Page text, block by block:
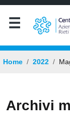
Home 2022
Archivi